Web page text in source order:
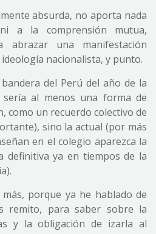
absurda, no aporta nada
a la comprensión mutua,
abrazar una manifestación
nacionalista, y punto.
del Perú del año de la
sería al menos una forma de
como un recuerdo colectivo de
sino la actual (por más
en el colegio aparezca la
definitiva ya en tiempos de la
porque ya he hablado de
remito, para saber sobre la
y la obligación de izarla al